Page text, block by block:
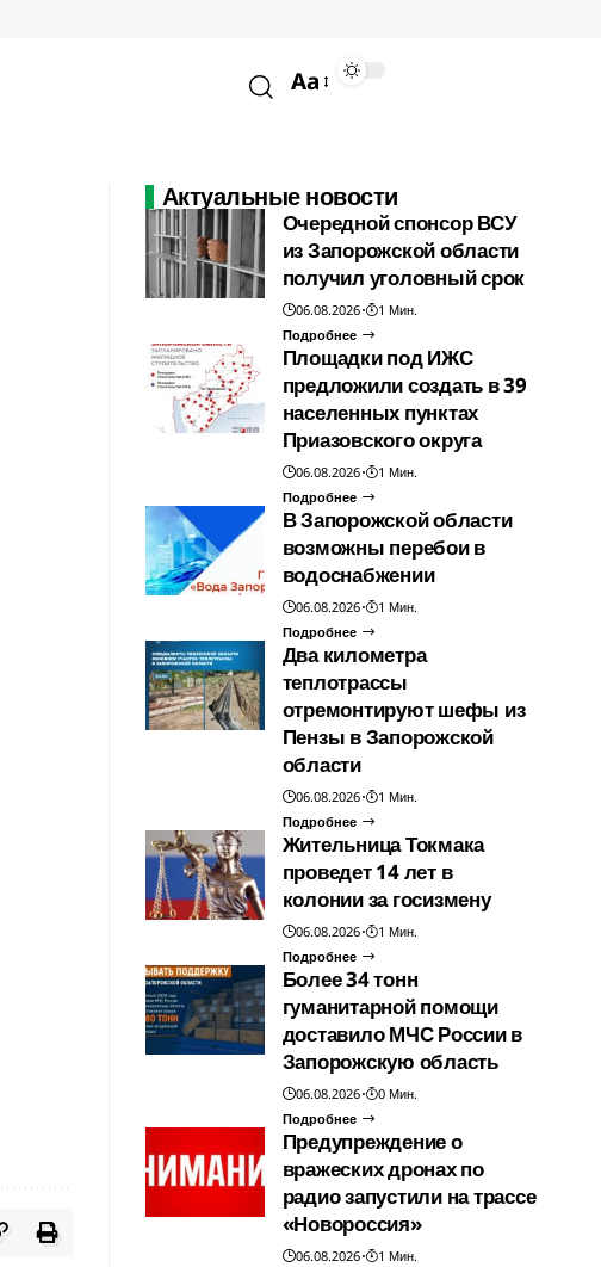
Aa
Актуальные новости
Очередной спонсор ВСУ
из Запорожской области
получил уголовный срок
06.08.2026
1 Мин.
Подробнее
Площадки под ИЖС
предложили создать в 39
населенных пунктах
Приазовского округа
06.08.2026
1 Мин.
Подробнее
В Запорожской области
возможны перебои в
водоснабжении
06.08.2026
1 Мин.
Подробнее
Два километра
теплотрассы
отремонтируют шефы из
Пензы в Запорожской
области
06.08.2026
1 Мин.
Подробнее
Жительница Токмака
проведет 14 лет в
колонии за госизмену
06.08.2026
1 Мин.
Подробнее
Более 34 тонн
гуманитарной помощи
доставило МЧС России в
Запорожскую область
06.08.2026
0 Мин.
Подробнее
Предупреждение о
вражеских дронах по
радио запустили на трассе
«Новороссия»
06.08.2026
1 Мин.